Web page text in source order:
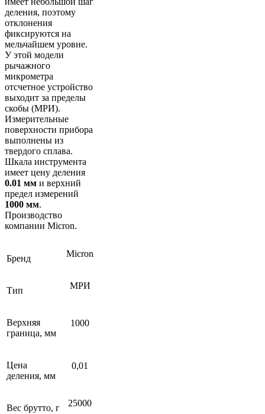
деления, поэтому
отклонения
фиксируются на
мельчайшем уровне.
У этой модели
рычажного
микрометра
отсчетное устройство
выходит за пределы
скобы (МРИ).
Измерительные
поверхности прибора
выполнены из
твердого сплава.
Шкала инструмента
имеет цену деления
0.01 мм и верхний
предел измерений
1000 мм.
Производство
компании Micron.
Бренд Micron
Тип МРИ
Верхняя
граница, мм
1000
Цена
деления, мм
0,01
Вес брутто, г 25000